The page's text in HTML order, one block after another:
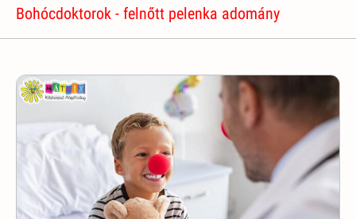
Bohócdoktorok - felnőtt pelenka adomány